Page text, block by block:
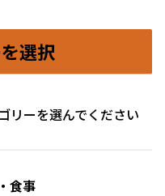
選択
リーを選んでください
食事